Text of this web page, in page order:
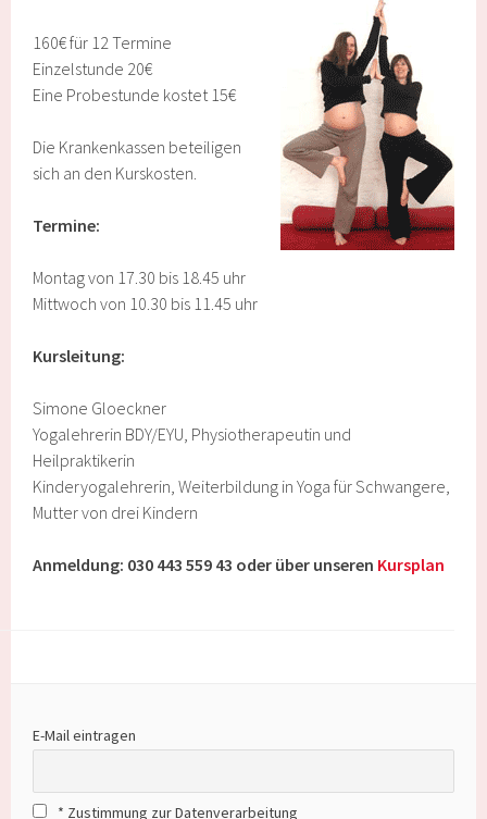
160€ für 12 Termine
Einzelstunde 20€
Eine Probestunde kostet 15€
Die Krankenkassen beteiligen
sich an den Kurskosten.
Termine:
Montag von 17.30 bis 18.45 uhr
Mittwoch von 10.30 bis 11.45 uhr
Kursleitung:
Simone Gloeckner
Yogalehrerin BDY/EYU, Physiotherapeutin und
Heilpraktikerin
Kinderyogalehrerin, Weiterbildung in Yoga für Schwangere,
Mutter von drei Kindern
Anmeldung: 030 443 559 43 oder über unseren Kursplan
E-Mail eintragen
* Zustimmung zur Datenverarbeitung